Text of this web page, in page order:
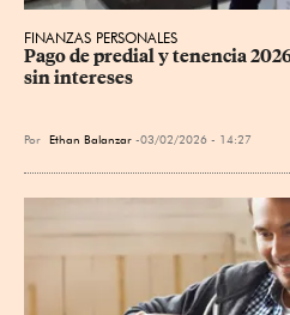
FINANZAS PERSONALES
Pago de predial y tenencia
sin intereses
Por Ethan Balanzar 03/02/2026 - 14:27